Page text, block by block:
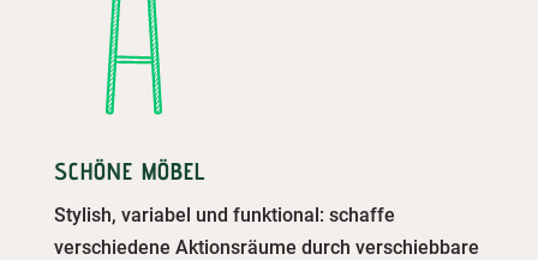
SCHÖNE MÖBEL
Stylish, variabel und funktional: schaffe
verschiedene Aktionsräume durch verschiebbare